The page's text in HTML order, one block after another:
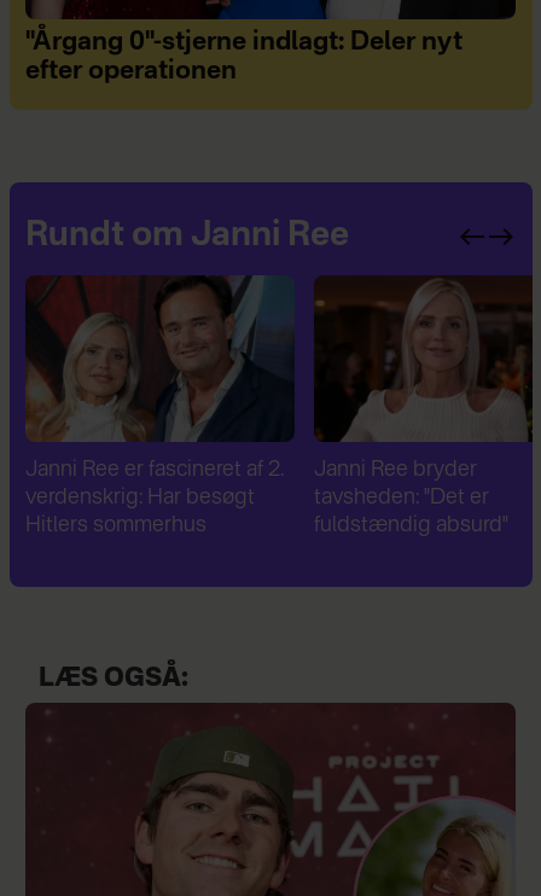
"Årgang 0"-stjerne indlagt: Deler nyt
efter operationen
Rundt om Janni Ree
Janni Ree bryder
tavsheden: "Det er
fuldstændig absurd"
Janni Ree og Jeppe
Stokholm fejrer og
kærligheden – men én
LÆS OGSÅ: